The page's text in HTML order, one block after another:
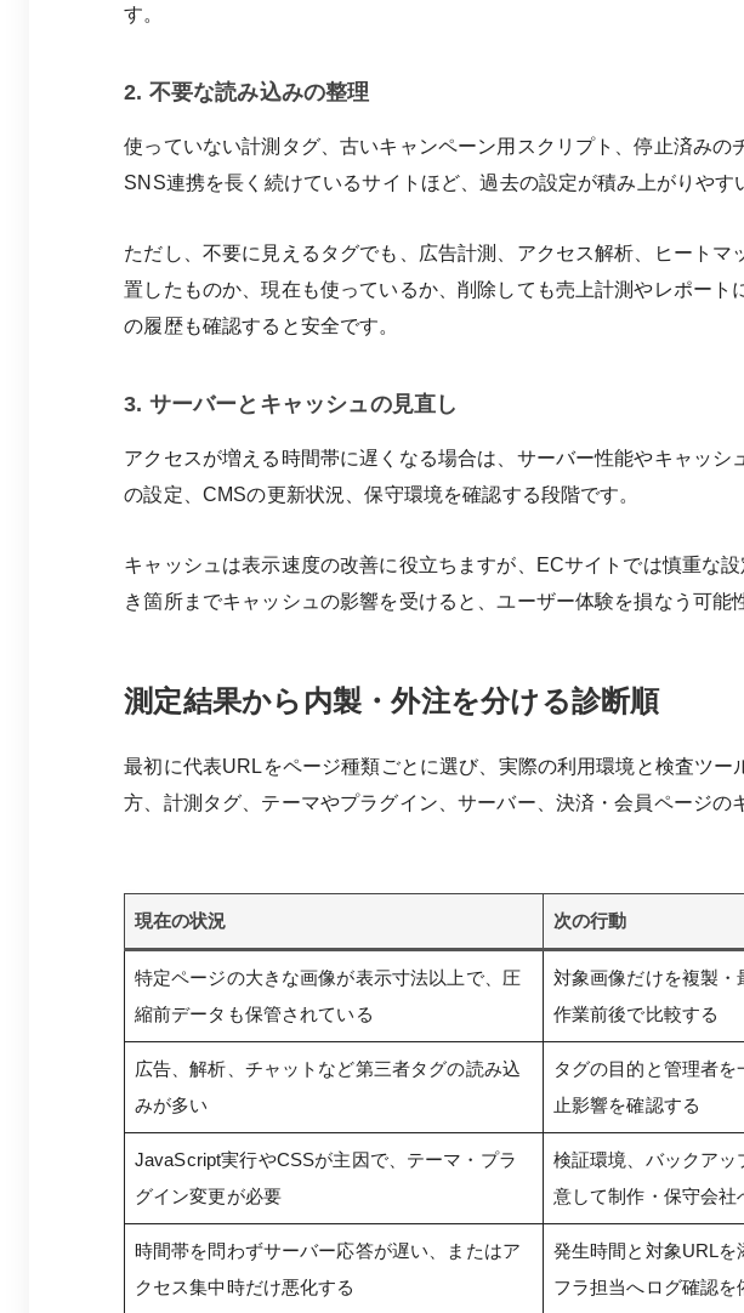
す。
2. 不要な読み込みの整理
使っていない計測タグ、古いキャンペーン用スクリプト、停止済み
SNS連携を長く続けているサイトほど、過去の設定が積み上がりやす
ただし、不要に見えるタグでも、広告計測、アクセス解析、ヒート
置したものか、現在も使っているか、削除しても売上計測やレポー
の履歴も確認すると安全です。
3. サーバーとキャッシュの見直し
アクセスが増える時間帯に遅くなる場合は、サーバー性能やキャッ
の設定、CMSの更新状況、保守環境を確認する段階です。
キャッシュは表示速度の改善に役立ちますが、ECサイトでは慎重な
き箇所までキャッシュの影響を受けると、ユーザー体験を損なう可
測定結果から内製・外注を分ける診断順
最初に代表URLをページ種類ごとに選び、実際の利用環境と検査ツ
方、計測タグ、テーマやプラグイン、サーバー、決済・会員ページ
現在の状況 次の行動
特定ページの大きな画像が表示寸法以上で、圧
縮前データも保管されている
対象画像だけを複製
作業前後で比較する
広告、解析、チャットなど第三者タグの読み込
みが多い
タグの目的と管理者
止影響を確認する
JavaScript実行やCSSが主因で、テーマ・プラ
グイン変更が必要
検証環境、バックアッ
意して制作・保守会社
時間帯を問わずサーバー応答が遅い、またはア
クセス集中時だけ悪化する
発生時間と対象URL
フラ担当へログ確認を